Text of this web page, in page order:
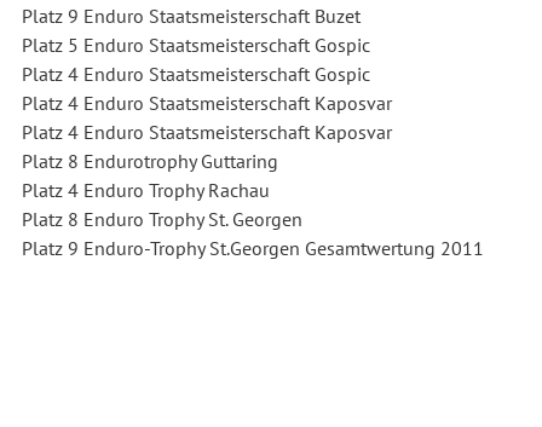
Platz 9 Enduro Staatsmeisterschaft Buzet
Platz 5 Enduro Staatsmeisterschaft Gospic
Platz 4 Enduro Staatsmeisterschaft Gospic
Platz 4 Enduro Staatsmeisterschaft Kaposvar
Platz 4 Enduro Staatsmeisterschaft Kaposvar
Platz 8 Endurotrophy Guttaring
Platz 4 Enduro Trophy Rachau
Platz 8 Enduro Trophy St. Georgen
Platz 9 Enduro-Trophy St.Georgen Gesamtwertung 2011